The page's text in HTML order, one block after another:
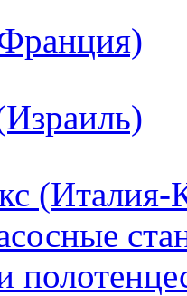
(Италия-